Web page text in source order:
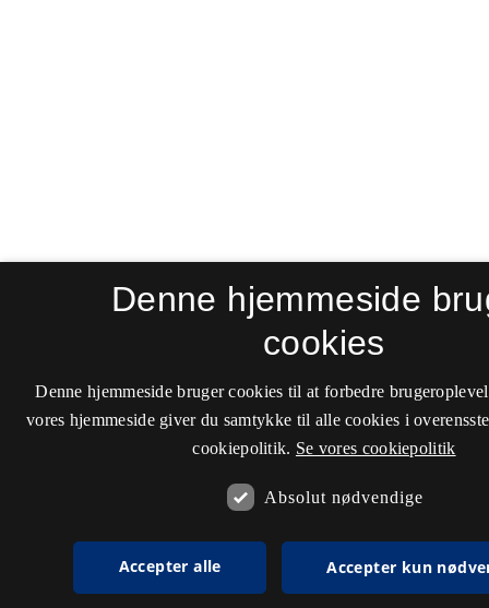
Denne hjemmeside
cookies
Denne hjemmeside bruger cookies til at forbedre
vores hjemmeside giver du samtykke til alle cookies i
cookiepolitik. Se vores cookiepolitik
Absolut nødvendige
Accepter alle Accepter kun